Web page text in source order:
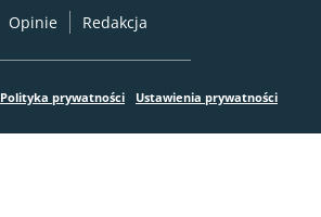
Opinie
Redakcja
Polityka prywatności Ustawienia prywatności